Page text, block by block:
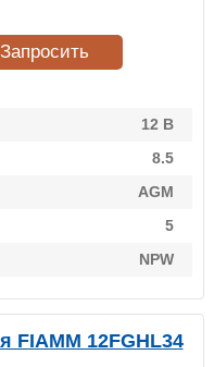
12 В
8.5
AGM
5
NPW
Запросить
FIAMM 12FGHL34